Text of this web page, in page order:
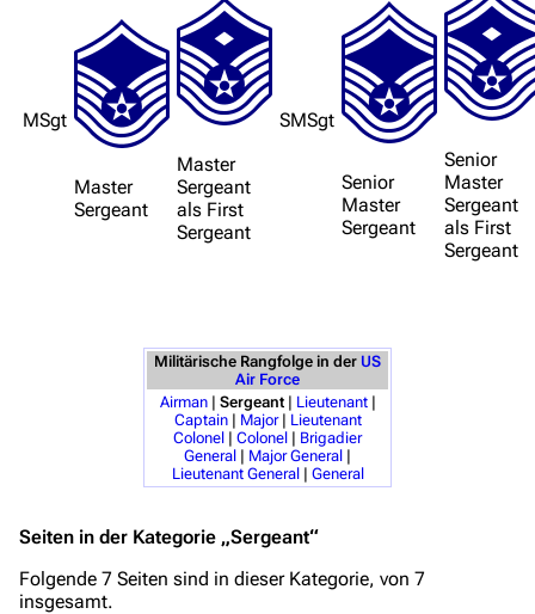
Spezialseiten
Datei hochladen
Filme und Serien
Überblick
Stargate SG-1
Stargate Atlantis
Stargate Infinity
Stargate-Romane
Themenportal
MSgt
Master
Sergeant
Master
Sergeant
als First
Sergeant
SMSgt
Senior
Master
Sergeant
Senior
Master
Sergeant
als First
Sergeant
Militärische Rangfolge in der US
Air Force
Airman| Sergeant| Lieutenant|
Captain| Major| Lieutenant
Colonel | Colonel | Brigadier
General | Major General |
Lieutenant General | General
Seiten in der Kategorie „Sergeant“
Folgende 7 Seiten sind in dieser Kategorie, von 7
insgesamt.